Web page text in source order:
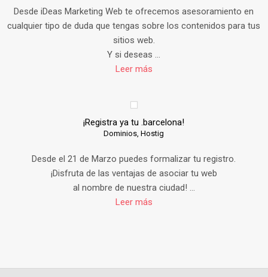
Desde iDeas Marketing Web te ofrecemos asesoramiento en
cualquier tipo de duda que tengas sobre los contenidos para tus
sitios web.
Y si deseas ...
Leer más
¡Registra ya tu .barcelona!
Dominios,Hostig
Desde el 21 de Marzo puedes formalizar tu registro.
¡Disfruta de las ventajas de asociar tu web
al nombre de nuestra ciudad! ...
Leer más